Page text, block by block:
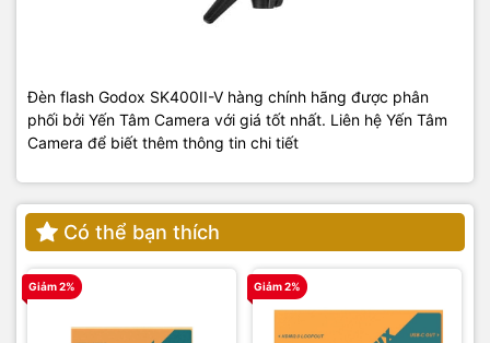
Đèn flash Godox SK400II-V hàng chính hãng được phân
phối bởi Yến Tâm Camera với giá tốt nhất. Liên hệ Yến Tâm
Camera để biết thêm thông tin chi tiết
Có thể bạn thích
Giảm 2% Giảm 2%